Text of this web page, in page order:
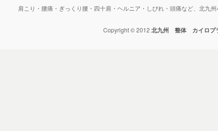
肩こり・腰痛・ぎっくり腰・四十肩・ヘルニア・しびれ・頭痛など、北九
Copyright © 2012北九州 整体 カイロプ